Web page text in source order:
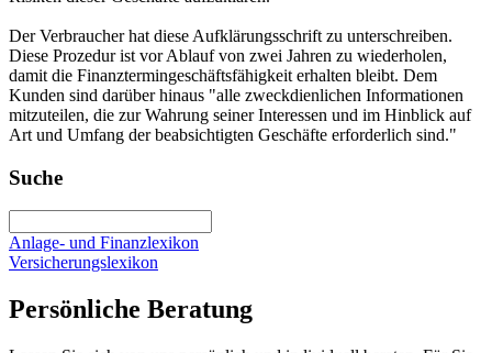
Der Verbraucher hat diese Aufklärungsschrift zu unterschreiben.
Diese Prozedur ist vor Ablauf von zwei Jahren zu wiederholen,
damit die Finanztermingeschäftsfähigkeit erhalten bleibt. Dem
Kunden sind darüber hinaus "alle zweckdienlichen Informationen
mitzuteilen, die zur Wahrung seiner Interessen und im Hinblick auf
Art und Umfang der beabsichtigten Geschäfte erforderlich sind."
Suche
Anlage- und Finanzlexikon
Versicherungslexikon
Persönliche Beratung